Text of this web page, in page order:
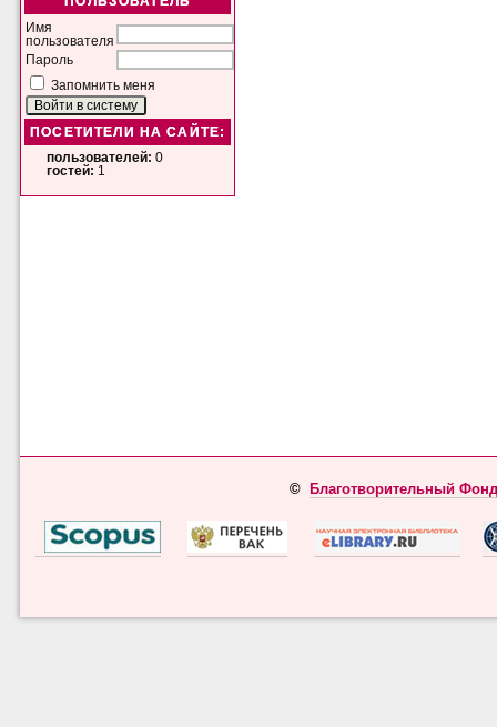
Имя
пользователя
Пароль
Запомнить меня
ПОСЕТИТЕЛИ НА САЙТЕ:
пользователей: 0
гостей: 1
© Благотворительный